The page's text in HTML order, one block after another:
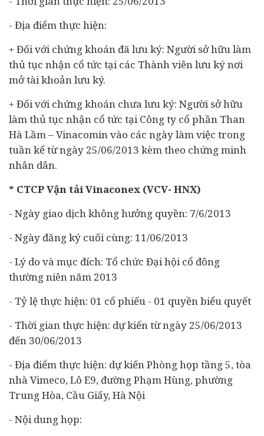
- Địa điểm thực hiện:
+ Đối với chứng khoán đã lưu ký: Người sở hữu làm
thủ tục nhận cổ tức tại các Thành viên lưu ký nơi
mở tài khoản lưu ký.
+ Đối với chứng khoán chưa lưu ký: Người sở hữu
làm thủ tục nhận cổ tức tại Công ty cổ phần Than
Hà Lầm – Vinacomin vào các ngày làm việc trong
tuần kể từ ngày 25/06/2013 kèm theo chứng minh
nhân dân.
* CTCP Vận tải Vinaconex (VCV- HNX)
- Ngày giao dịch không hưởng quyền: 7/6/2013
- Ngày đăng ký cuối cùng: 11/06/2013
- Lý do và mục đích: Tổ chức Đại hội cổ đông
thường niên năm 2013
- Tỷ lệ thực hiện: 01 cổ phiếu - 01 quyền biểu quyết
- Thời gian thực hiện: dự kiến từ ngày 25/06/2013
đến 30/06/2013
- Địa điểm thực hiện: dự kiến Phòng họp tầng 5, tòa
nhà Vimeco, Lô E9, đường Phạm Hùng, phường
Trung Hòa, Cầu Giấy, Hà Nội
- Nội dung họp: